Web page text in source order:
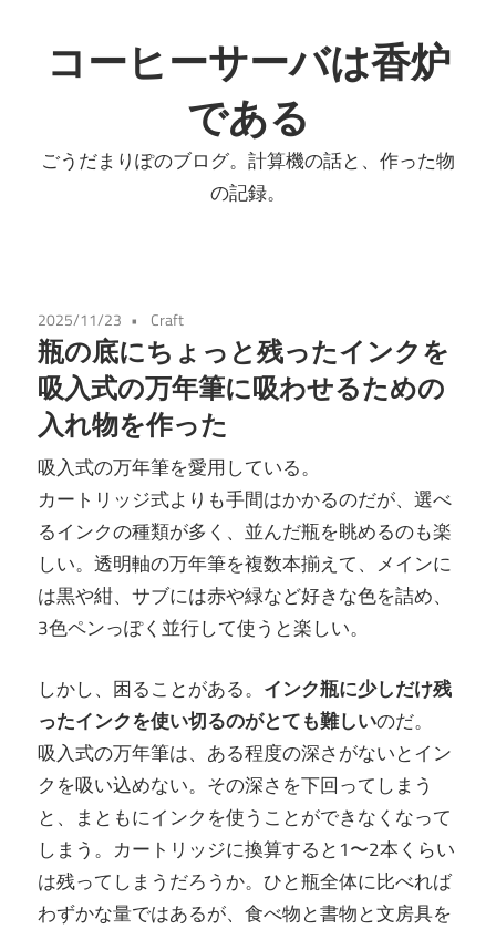
ン
テ
へ
コーヒーサーバは香炉
である
ごうだまりぽのブログ。計算機の話と、作った物
の記録。
2025/11/23 Craft
瓶の底にちょっと残ったインクを
吸入式の万年筆に吸わせるための
入れ物を作った
吸入式の万年筆を愛用している。
カートリッジ式よりも手間はかかるのだが、選べ
るインクの種類が多く、並んだ瓶を眺めるのも楽
しい。透明軸の万年筆を複数本揃えて、メインに
は黒や紺、サブには赤や緑など好きな色を詰め、
3色ペンっぽく並行して使うと楽しい。
しかし、困ることがある。 インク瓶に少しだけ残
ったインクを使い切るのがとても難しいのだ。
吸入式の万年筆は、ある程度の深さがないとイン
クを吸い込めない。その深さを下回ってしまう
と、まともにインクを使うことができなくなって
しまう。カートリッジに換算すると1〜2本くらい
は残ってしまうだろうか。ひと瓶全体に比べれば
わずかな量ではあるが、食べ物と書物と文房具を